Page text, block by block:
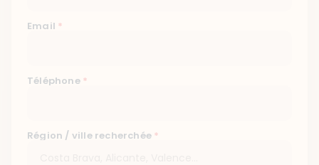
Email *
Téléphone *
Région / ville recherchée *